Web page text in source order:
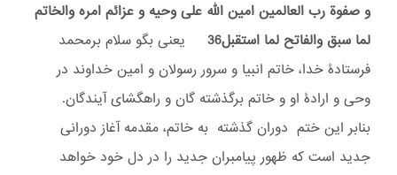
و صفوة رب العالمین امین الله علی وحیه و عزائم امره والخاتم
لما سبق والفاتح لما استقبل36
یعنی بگو سلام برمحمد
فرستادۀ خدا، خاتم انبیا و سرور رسولان و امین خداوند در
وحی و ارادۀ او و خاتم برگذشته گان و راهگشای آیندگان.
بنابر این ختم دوران گذشته به خاتم، مقدمه آغاز دورانی
جدید است که ظهور پیامبران جدید را در دل خود خواهد